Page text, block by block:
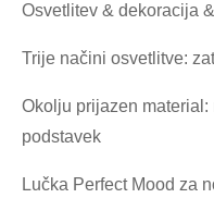
Osvetlitev & dekoracija
Trije načini osvetlitve:
Okolju prijazen
podstavek
Lučka Perfect Mood za